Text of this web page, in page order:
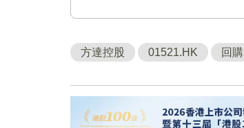
方達控股 01521.HK 回購